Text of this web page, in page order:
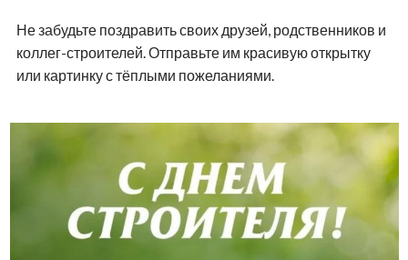
Не забудьте поздравить своих друзей, родственников и
коллег-строителей. Отправьте им красивую открытку
или картинку с тёплыми пожеланиями.